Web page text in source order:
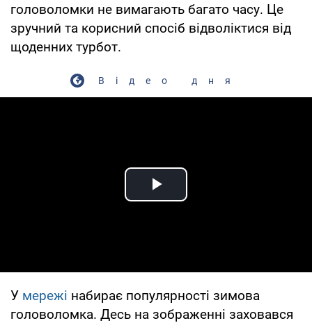
головоломки не вимагають багато часу. Це
зручний та корисний спосіб відволіктися від
щоденних турбот.
Відео дня
Play Video
У мережі набирає популярності зимова
головоломка. Десь на зображенні заховався